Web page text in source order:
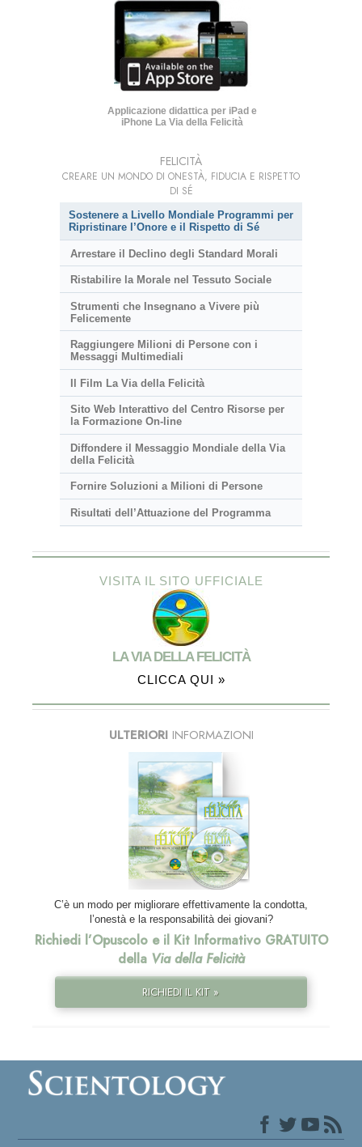
Applicazione didattica per iPad e
iPhone La Via della Felicità
FELICITÀ
CREARE UN MONDO DI ONESTÀ, FIDUCIA E RISPETTO
DI SÉ
Sostenere a Livello Mondiale Programmi per
Ripristinare l’Onore e il Rispetto di Sé
Arrestare il Declino degli Standard Morali
Ristabilire la Morale nel Tessuto Sociale
Strumenti che Insegnano a Vivere più
Felicemente
Raggiungere Milioni di Persone con i
Messaggi Multimediali
Il Film La Via della Felicità
Sito Web Interattivo del Centro Risorse per
la Formazione On-line
Diffondere il Messaggio Mondiale della Via
della Felicità
Fornire Soluzioni a Milioni di Persone
Risultati dell’Attuazione del Programma
VISITA IL SITO UFFICIALE
LA VIA DELLA FELICITÀ
CLICCA QUI »
ULTERIORIINFORMAZIONI
C’è un modo per migliorare effettivamente la condotta,
l’onestà e la responsabilità dei giovani?
Richiedi l’Opuscolo e il Kit Informativo GRATUITO
della Via della Felicità
RICHIEDI IL KIT »